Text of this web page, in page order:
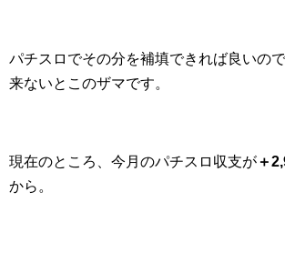
パチスロでその分を補填できれば良いの
来ないとこのザマです。
現在のところ、今月のパチスロ収支が＋
から。